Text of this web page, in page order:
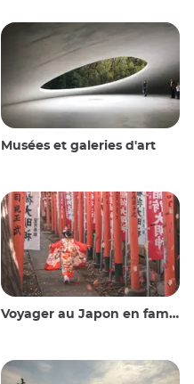
Musées et galeries d'art
Voyager au Japon en famille